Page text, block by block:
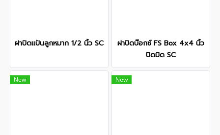
ฝาปิดแป้นลูกหมาก 1/2 นิ้ว SC
ฝาปิดบ๊อกซ์ FS Box 4x4 นิ้ว
ปิดมิด SC
New New